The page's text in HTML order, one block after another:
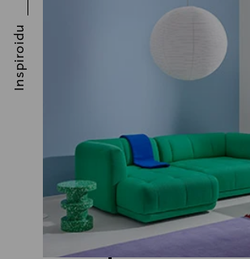
Inspiroidu